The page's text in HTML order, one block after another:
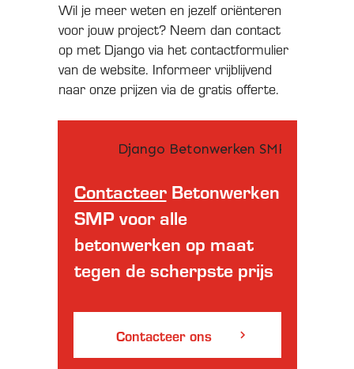
Wil je meer weten en jezelf oriënteren
voor jouw project? Neem dan contact
op met Django via het contactformulier
van de website. Informeer vrijblijvend
naar onze prijzen via de gratis offerte.
ContacteerBetonwerken
SMP voor alle
betonwerken op maat
tegen de scherpste prijs
Contacteer ons